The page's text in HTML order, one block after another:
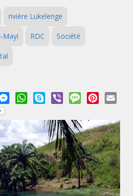
rivière Lukelenge
Mayi RDC Société
MessengerWhatsApp
Skype Viber MessagePinterest